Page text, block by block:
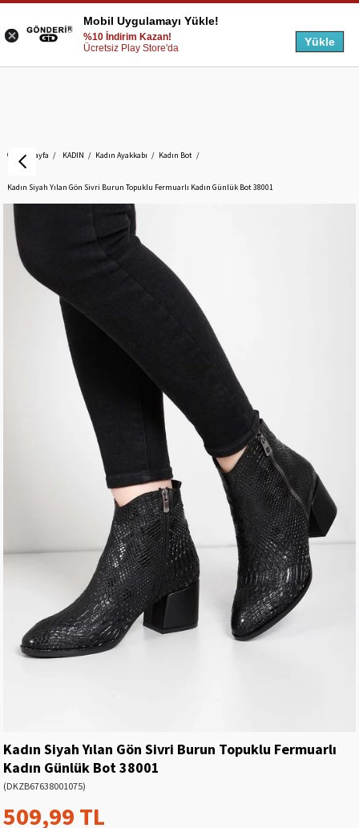
Anasayfa KADIN Kadın Ayakkabı Kadın Bot
Kadın Siyah Yılan Gön Sivri Burun Topuklu Fermuarlı Kadın Günlük Bot 38001
Kadın Siyah Yılan Gön Sivri Burun Topuklu Fermuarlı
Kadın Günlük Bot 38001
(DKZB67638001075)
509,99 TL
Mobil Uygulamayı Yükle!
%10 İndirim Kazan!
Ücretsiz Play Store'da
Yükle